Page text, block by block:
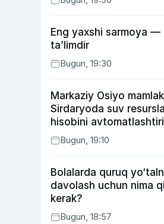
Eng yaxshi sarmoya
ta’limdir
Bugun, 19:30
Markaziy Osiyo
Sirdaryoda suv
hisobini
rejasini ishlab chiqishni
ma’qulladi
Bugun, 19:10
Bolalarda quruq
davolash uchun nima
kerak?
Bugun, 18:57